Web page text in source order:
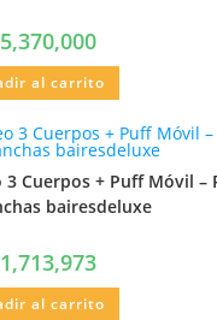
5,370,000
al carrito
Cuerpos + Puff Móvil –
bairesdeluxe
1,713,973
al carrito